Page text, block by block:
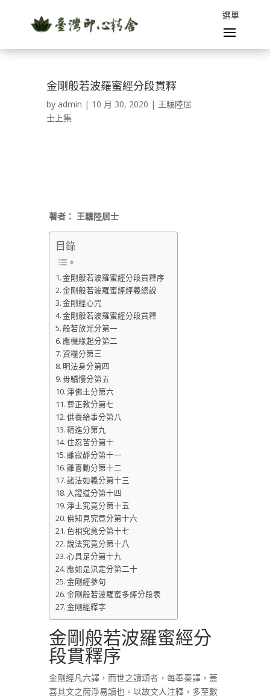
金剛般若波羅蜜經分段貫釋
by admin | 10 月 30, 2020 | 王驤陸居
士上集
著者： 王驤陸居士
目錄
金剛般若波羅蜜經分段貫釋序
金剛般若波羅蜜經經義總說
金剛經心咒
金剛般若波羅蜜經分段貫釋
般若放光分第一
應機緣起分第二
資糧分第三
明法身分第四
毋驕慢分第五
淨佛土分第六
尊正教分第七
供養給事分第八
精進分第九
住忍苦分第十
離寂靜分第十一
離喜動分第十二
諸法如義分第十三
入證道分第十四
淨土究竟分第十五
佛知見究竟分第十六
色相究竟分第十七
說法究竟分第十八
心具足分第十九
應如是決定分第二十
金剛經參句
金剛般若波羅蜜多經分段表
金剛經釋字
金剛般若波羅蜜經分
段貫釋序
金剛經凡六譯，而世之讀頌者，每奉秦譯，蓋
喜其文之簡淨易讀也。以故文人注釋，多至數